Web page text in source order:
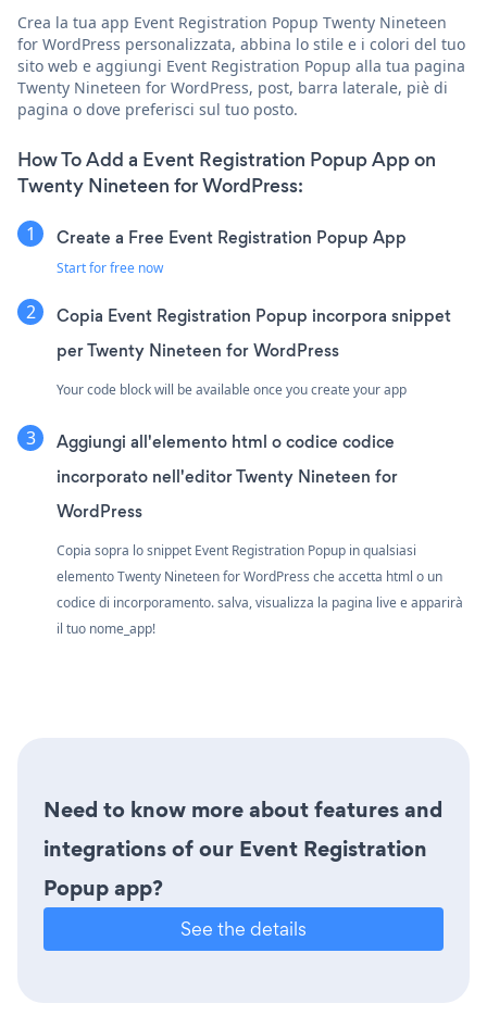
Crea la tua app Event Registration Popup Twenty Nineteen
for WordPress personalizzata, abbina lo stile e i colori del tuo
sito web e aggiungi Event Registration Popup alla tua pagina
Twenty Nineteen for WordPress, post, barra laterale, piè di
pagina o dove preferisci sul tuo posto.
How To Add a Event Registration Popup App on
Twenty Nineteen for WordPress:
Create a Free Event Registration Popup App
Start for free now
Copia Event Registration Popup incorpora snippet
per Twenty Nineteen for WordPress
Your code block will be available once you create your app
Aggiungi all'elemento html o codice codice
incorporato nell'editor Twenty Nineteen for
WordPress
Copia sopra lo snippet Event Registration Popup in qualsiasi
elemento Twenty Nineteen for WordPress che accetta html o un
codice di incorporamento. salva, visualizza la pagina live e apparirà
il tuo nome_app!
Need to know more about features and
integrations of our Event Registration
Popup app?
See the details